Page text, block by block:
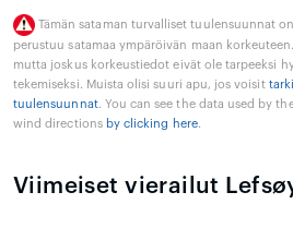
Tämän sataman turvalliset tuulensuunnat
perustuu satamaa ympäröivän maan
mutta joskus korkeustiedot eivät ole tarpeeksi
tekemiseksi. Muista olisi suuri apu, jos voisit
tuulensuunnat. You can see the data used by
wind directions by clicking here.
Viimeiset vierailut